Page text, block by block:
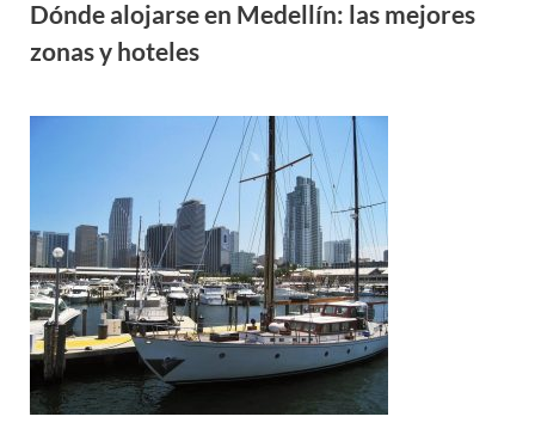
Dónde alojarse en Medellín: las mejores
zonas y hoteles